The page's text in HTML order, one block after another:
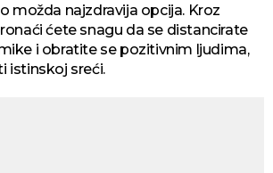
možda najzdravija opcija. Kroz
ćete snagu da se distancirate
i obratite se pozitivnim ljudima,
istinskoj sreći.